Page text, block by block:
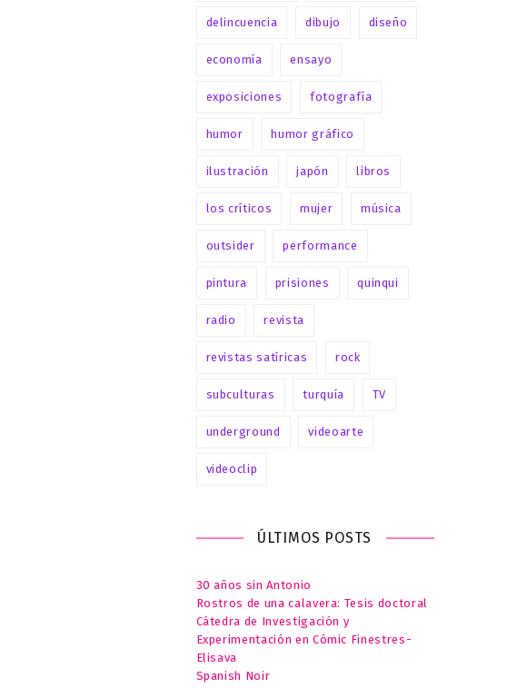
delincuencia dibujo diseño
economía ensayo
exposiciones fotografía
humor humor gráfico
ilustración japón libros
los críticos mujer música
outsider performance
pintura prisiones quinqui
radio revista
revistas satíricas rock
subculturas turquía TV
underground videoarte
videoclip
ÚLTIMOS POSTS
30 años sin Antonio
Rostros de una calavera: Tesis doctoral
Cátedra de Investigación y
Experimentación en Cómic Finestres-
Elisava
Spanish Noir